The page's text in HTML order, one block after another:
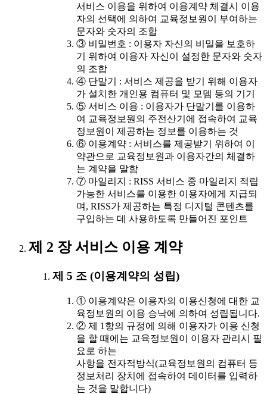
서비스 이용을 위하여 이용계약 체결시 이용
자의 선택에 의하여 교육정보원이 부여하는
문자와 숫자의 조합
③ 비밀번호 : 이용자 자신의 비밀을 보호하
기 위하여 이용자 자신이 설정한 문자와 숫자
의 조합
④ 단말기 : 서비스 제공을 받기 위해 이용자
가 설치한 개인용 컴퓨터 및 모뎀 등의 기기
⑤ 서비스 이용 : 이용자가 단말기를 이용하
여 교육정보원의 주전산기에 접속하여 교육
정보원이 제공하는 정보를 이용하는 것
⑥ 이용계약 : 서비스를 제공받기 위하여 이
약관으로 교육정보원과 이용자간의 체결하
는 계약을 말함
⑦ 마일리지 : RISS 서비스 중 마일리지 적립
가능한 서비스를 이용한 이용자에게 지급되
며, RISS가 제공하는 특정 디지털 콘텐츠를
구입하는 데 사용하도록 만들어진 포인트
제 2 장 서비스 이용 계약
제 5 조 (이용계약의 성립)
① 이용계약은 이용자의 이용신청에 대한 교
육정보원의 이용 승낙에 의하여 성립됩니다.
② 제 1항의 규정에 의해 이용자가 이용 신청
을 할 때에는 교육정보원이 이용자 관리시 필
요로 하는
사항을 전자적방식(교육정보원의 컴퓨터 등
정보처리 장치에 접속하여 데이터를 입력하
는 것을 말합니다)